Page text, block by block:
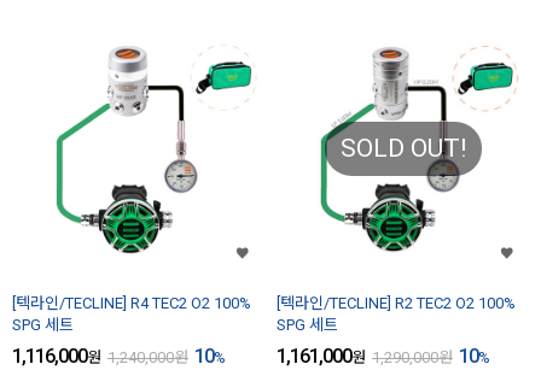
[텍라인/TECLINE] R4 TEC2 O2 100%
SPG 세트
1,116,000원 1,240,000원 10%
SOLD OUT!
[텍라인/TECLINE] R2 TEC2 O2 100%
SPG 세트
1,161,000원 1,290,000원 10%